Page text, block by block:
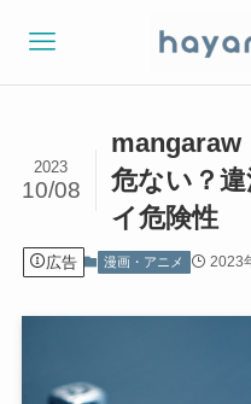
mangaraw
危ない？
イ危険性
2023
10/08
広告 漫画・アニメ 2023